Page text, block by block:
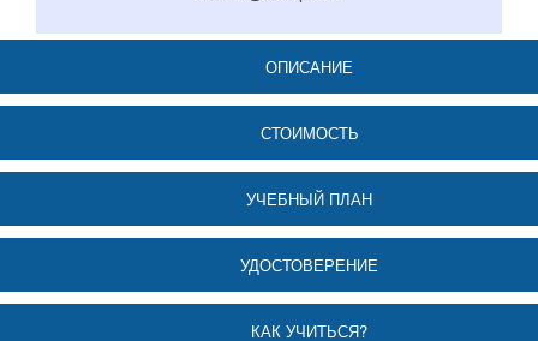
ОПИСАНИЕ
СТОИМОСТЬ
УЧЕБНЫЙ ПЛАН
УДОСТОВЕРЕНИЕ
КАК УЧИТЬСЯ?